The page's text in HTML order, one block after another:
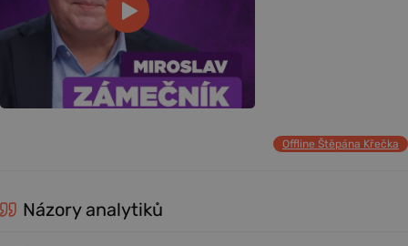
Offline Štěpána Křečka
Názory analytiků